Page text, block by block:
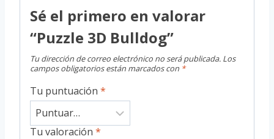
Sé el primero en valorar
“Puzzle 3D Bulldog”
Tu dirección de correo electrónico no será publicada. Los
campos obligatorios están marcados con *
Tu puntuación *
Tu valoración *